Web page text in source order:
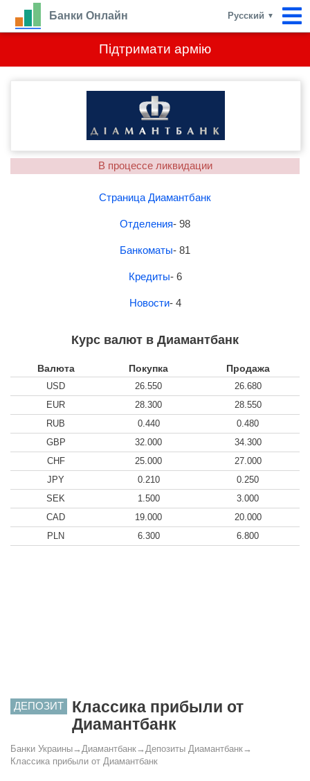
Підтримати армію
Банки Онлайн Русский ▼
В процессе ликвидации
Страница Диамантбанк
Отделения- 98
Банкоматы- 81
Кредиты- 6
Новости- 4
Курс валют в Диамантбанк
Валюта Покупка Продажа
USD 26.550
26.680
EUR
28.300
28.550
RUB
0.440
0.480
GBP
32.000
34.300
CHF
25.000
27.000
JPY
0.210
0.250
SEK
1.500
3.000
CAD
19.000
20.000
PLN
6.300 6.800
ДЕПОЗИТ
Классика прибыли от
Диамантбанк
Банки Украины→ Диамантбанк→ Депозиты Диамантбанк→
Классика прибыли от Диамантбанк